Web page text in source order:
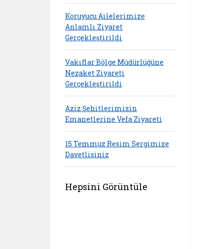
Koruyucu Ailelerimize
Anlamlı Ziyaret
Gerçekleştirildi
Vakıflar Bölge Müdürlüğüne
Nezaket Ziyareti
Gerçekleştirildi
Aziz Şehitlerimizin
Emanetlerine Vefa Ziyareti
15 Temmuz Resim Sergimize
Davetlisiniz
Hepsini Görüntüle